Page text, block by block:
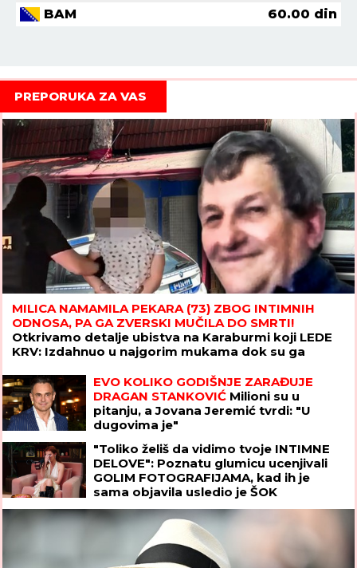
BAM
60.00 din
PREPORUKA ZA VAS
MILICA NAMAMILA PEKARA (73) ZBOG INTIMNIH
ODNOSA, PA GA ZVERSKI MUČILA DO SMRTI!
Otkrivamo detalje ubistva na Karaburmi koji LEDE
KRV: Izdahnuo u najgorim mukama dok su ga
EVO KOLIKO GODIŠNJE ZARAĐUJE
DRAGAN STANKOVIĆ Milioni su u
pitanju, a Jovana Jeremić tvrdi: "U
dugovima je"
"Toliko želiš da vidimo tvoje INTIMNE
DELOVE": Poznatu glumicu ucenjivali
GOLIM FOTOGRAFIJAMA, kad ih je
sama objavila usledio je ŠOK